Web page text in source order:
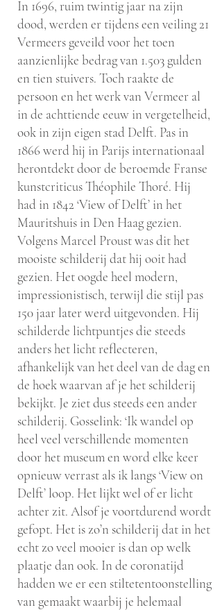
In 1696, ruim twintig jaar na zijn
dood, werden er tijdens een veiling 21
Vermeers geveild voor het toen
aanzienlijke bedrag van 1.503 gulden
en tien stuivers. Toch raakte de
persoon en het werk van Vermeer al
in de achttiende eeuw in vergetelheid,
ook in zijn eigen stad Delft. Pas in
1866 werd hij in Parijs internationaal
herontdekt door de beroemde Franse
kunstcriticus Théophile Thoré. Hij
had in 1842 ‘View of Delft’ in het
Mauritshuis in Den Haag gezien.
Volgens Marcel Proust was dit het
mooiste schilderij dat hij ooit had
gezien. Het oogde heel modern,
impressionistisch, terwijl die stijl pas
150 jaar later werd uitgevonden. Hij
schilderde lichtpuntjes die steeds
anders het licht reflecteren,
afhankelijk van het deel van de dag en
de hoek waarvan af je het schilderij
bekijkt. Je ziet dus steeds een ander
schilderij. Gosselink: ‘Ik wandel op
heel veel verschillende momenten
door het museum en word elke keer
opnieuw verrast als ik langs ‘View on
Delft’ loop. Het lijkt wel of er licht
achter zit. Alsof je voortdurend wordt
gefopt. Het is zo’n schilderij dat in het
echt zo veel mooier is dan op welk
plaatje dan ook. In de coronatijd
hadden we er een stiltetentoonstelling
van gemaakt waarbij je helemaal